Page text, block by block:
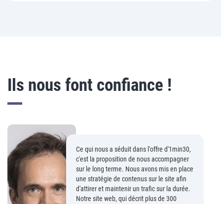
Ils nous font confiance !
Ce qui nous a séduit dans l'offre d'1min30,
c'est la proposition de nous accompagner
sur le long terme. Nous avons mis en place
une stratégie de contenus sur le site afin
d'attirer et maintenir un trafic sur la durée.
Notre site web, qui décrit plus de 300